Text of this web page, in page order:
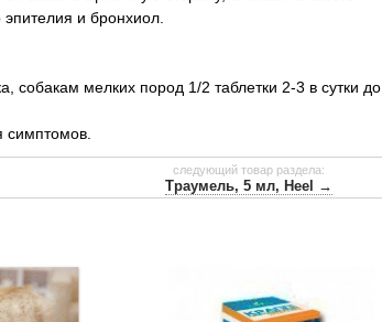
и бронхиол.
собакам мелких пород 1/2 таблетки 2-3 в сутки до
симптомов.
следующий товар раздела:
Траумель, 5 мл, Heel →